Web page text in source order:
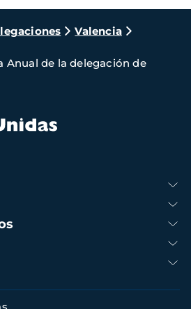
Valencia
Anual de la delegación de